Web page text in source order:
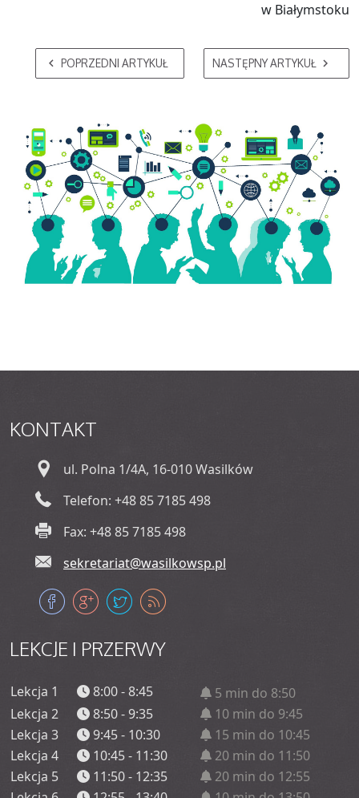
w Białymstoku
POPRZEDNI ARTYKUŁ NASTĘPNY ARTYKUŁ
KONTAKT
ul. Polna 1/4A, 16-010 Wasilków
Telefon: +48 85 7185 498
Fax: +48 85 7185 498
sekretariat@wasilkowsp.pl
LEKCJE I PRZERWY
Lekcja 1 8:00 - 8:45
5 min do 8:50
Lekcja 2
8:50 - 9:35
10 min do 9:45
Lekcja 3
9:45 - 10:30
15 min do 10:45
Lekcja 4
10:45 - 11:30
20 min do 11:50
Lekcja 5
11:50 - 12:35
20 min do 12:55